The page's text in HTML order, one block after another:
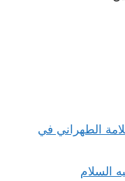
الطهراني في
السلام